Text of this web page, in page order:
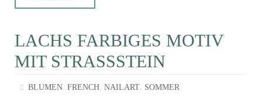
LACHS FARBIGES MOTIV
MIT STRASSSTEIN
BLUMEN,FRENCH,NAILART, SOMMER